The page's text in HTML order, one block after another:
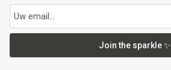
Join the sparkle ✨